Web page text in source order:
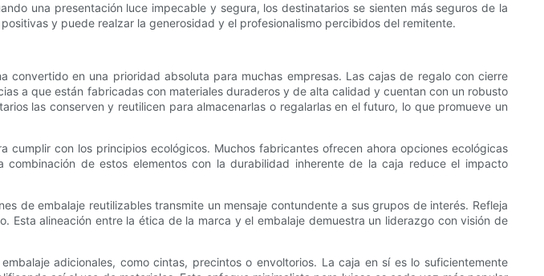
una presentación luce impecable y segura, los destinatarios se sienten más seguros de la
y puede realzar la generosidad y el profesionalismo percibidos del remitente.
en una prioridad absoluta para muchas empresas. Las cajas de regalo con cierre
a que están fabricadas con materiales duraderos y de alta calidad y cuentan con un robusto
las conserven y reutilicen para almacenarlas o regalarlas en el futuro, lo que promueve un
con los principios ecológicos. Muchos fabricantes ofrecen ahora opciones ecológicas
de estos elementos con la durabilidad inherente de la caja reduce el impacto
de embalaje reutilizables transmite un mensaje contundente a sus grupos de interés. Refleja
alineación entre la ética de la marca y el embalaje demuestra un liderazgo con visión de
adicionales, como cintas, precintos o envoltorios. La caja en sí es lo suficientemente